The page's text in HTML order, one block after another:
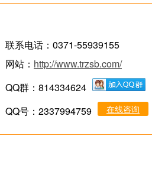
联系电话：0371-55939155
网站： http://www.trzsb.com/
QQ群：814334624
QQ号：2337994759
在线咨询